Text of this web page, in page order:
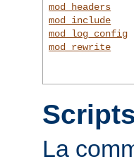
mod_headers
mod_include
mod_log_config
mod_rewrite
La